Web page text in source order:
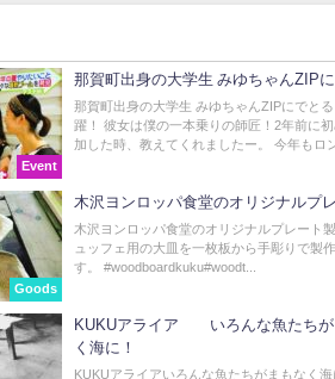
Event
那賀町出身の大学生 みゆちゃんZIP
那賀町出身の大学生 みゆちゃんZIPにでと
躍！ 彼女は僕の一本乗りの師匠！2年前に
加した時、教えてくれましたー。 今年もロ
Goods
木沢ヨンロッパ食堂のオリジナルプ
木沢ヨンロッパ食堂のオリジナルプレート
ュッフェ用の大皿を一枚板から手彫りで製
す。 #woodboardkuku#woodt...
KUKUアライア いろんな魚たちが
く海に！
KUKUアライアいろんな魚たちがまもなく